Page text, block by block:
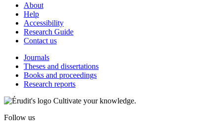
About
Help
Accessibility
Research Guide
Contact us
Journals
Theses and dissertations
Books and proceedings
Research reports
Cultivate your knowledge.
Follow us